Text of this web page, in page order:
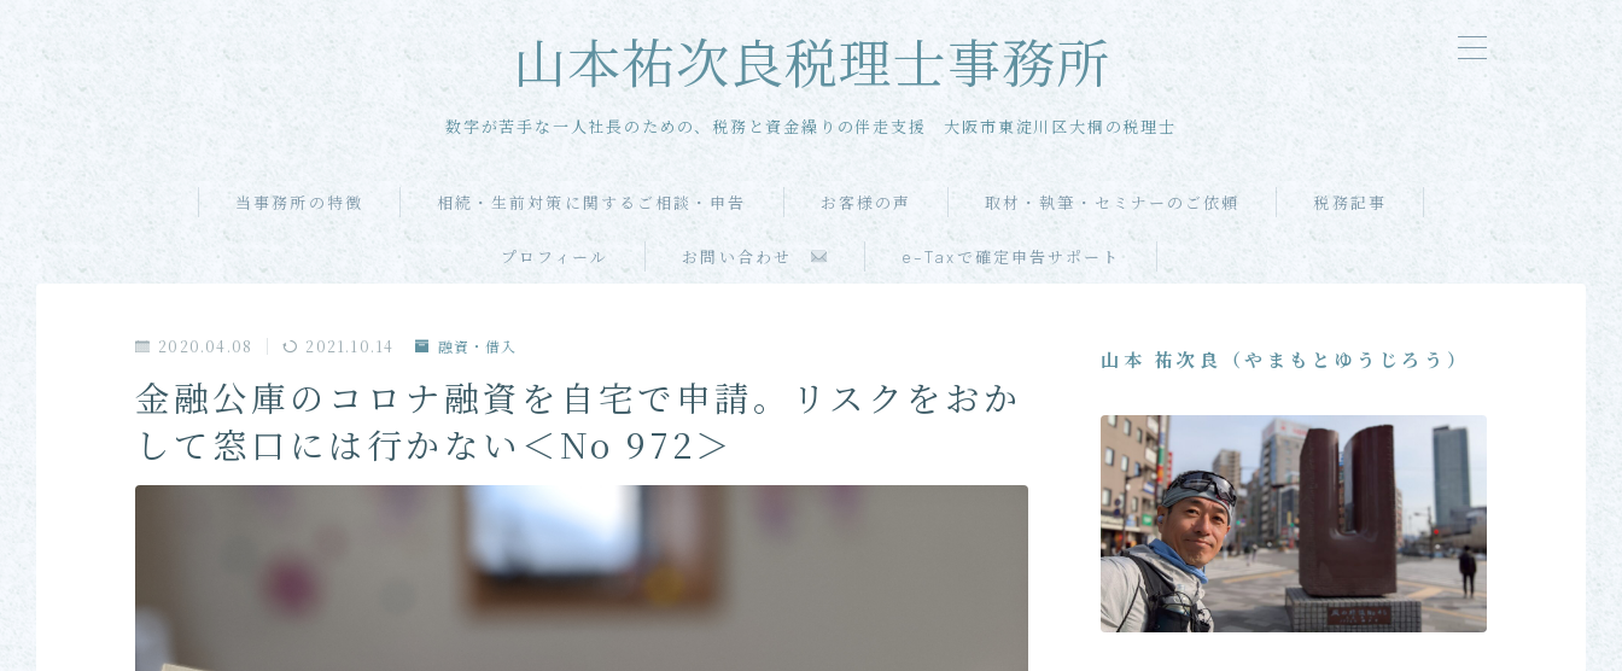
山本祐次良税理士事務所
数字が苦手な一人社長のための、税務と資金繰りの伴走支援 大阪市東淀川区大桐の税理士
当事務所の特徴 相続・生前対策に関するご相談・申告 お客様の声 取材・執筆・セミナーのご依頼 税務記事
プロフィール お問い合わせ e-Taxで確定申告サポート
単発・スポット申告
当事務所の特徴
2020.04.08 2021.10.14 融資・借入
金融公庫のコロナ融資を自宅で申請。リスクをおか
して窓口には行かない＜No 972＞
山本 祐次良（やまもとゆうじろう）